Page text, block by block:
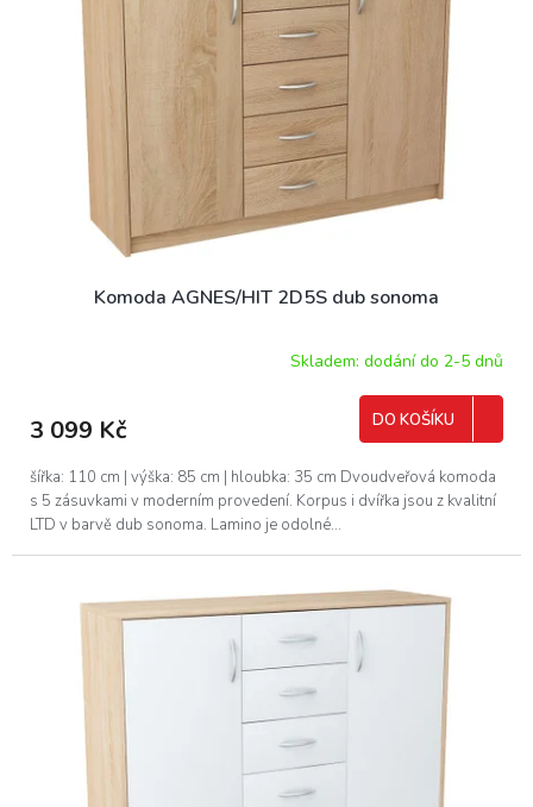
Komoda AGNES/HIT 2D5S dub sonoma
Skladem: dodání do 2-5 dnů
3 099 Kč DO KOŠÍKU
šířka: 110 cm | výška: 85 cm | hloubka: 35 cm Dvoudveřová komoda
s 5 zásuvkami v moderním provedení. Korpus i dvířka jsou z kvalitní
LTD v barvě dub sonoma. Lamino je odolné...